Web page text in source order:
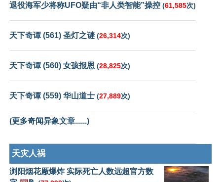
退役海军少将称UFO疑由“非人类智能”操控 (61,585次)
天下奇谭 (561) 圣灯之谜(26,314次)
天下奇谭 (560) 女孩报恩 (28,825次)
天下奇谭 (559) 华山道士 (27,889次)
(更多奇闻异象文章......)
天灾人祸
浏阳烟花厰爆炸 实际死亡人数远超官方数